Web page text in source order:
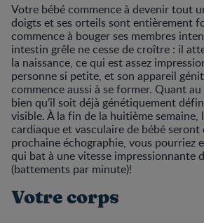
Votre bébé commence à devenir tout
doigts et ses orteils sont entièrement
commence à bouger ses membres
intestin grêle ne cesse de croître : il
la naissance, ce qui est assez
personne si petite, et son appareil
commence aussi à se former. Quant
bien qu’il soit déjà génétiquement
visible. À la fin de la huitième semaine,
cardiaque et vasculaire de bébé seront
prochaine échographie, vous pourriez
qui bat à une vitesse impressionnante
(battements par minute)!
Votre corps